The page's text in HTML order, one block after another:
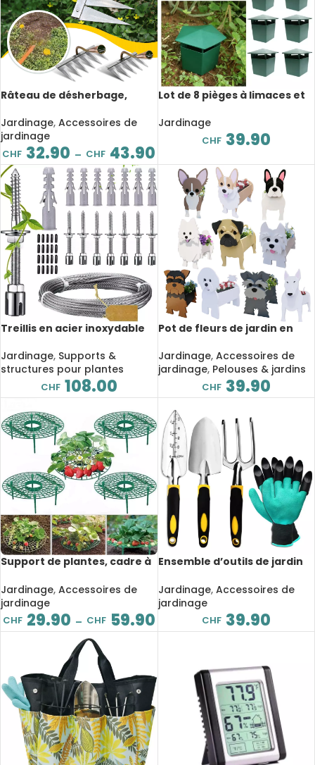
Râteau de désherbage,
outils de jardinage
Jardinage, Accessoires de
jardinage
CHF 32.90 – CHF 43.90
Lot de 8 pièges à limaces et
l’environnement
Jardinage
CHF 39.90
Treillis en acier inoxydable
pièces, professionnel,
ensemble complet
Jardinage, Supports &
structures pour plantes
CHF 108.00
Pot de fleurs de jardin en
d’extérieur
Jardinage, Accessoires de
jardinage, Pelouses & jardins
CHF 39.90
Support de plantes, cadre à
grimpantes, 5 à 20 pièces
Jardinage, Accessoires de
jardinage
CHF 29.90 – CHF 59.90
Ensemble d’outils de jardin
pour le désherbage, 4 pièces
Jardinage, Accessoires de
jardinage
CHF 39.90